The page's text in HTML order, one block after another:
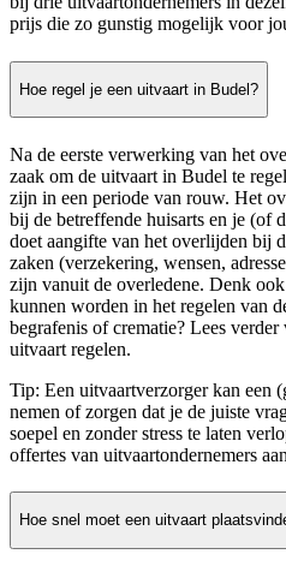
prijs die zo gunstig mogelijk voor
Hoe regel je een uitvaart in Budel?
Na de eerste verwerking van het
zaak om de uitvaart in Budel te
zijn in een periode van rouw. Het
bij de betreffende huisarts en je (of
doet aangifte van het overlijden bij
zaken (verzekering, wensen,
zijn vanuit de overledene. Denk
kunnen worden in het regelen van
begrafenis of crematie? Lees
uitvaart regelen.
Tip: Een uitvaartverzorger kan een
nemen of zorgen dat je de juiste
soepel en zonder stress te laten
offertes van uitvaartondernemers
Hoe snel moet een uitvaart